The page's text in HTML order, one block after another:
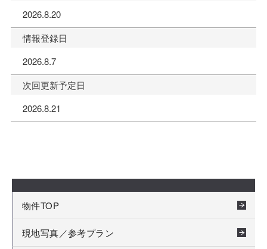
2026.8.20
情報登録日
2026.8.7
次回更新予定日
2026.8.21
物件TOP
現地写真／参考プラン